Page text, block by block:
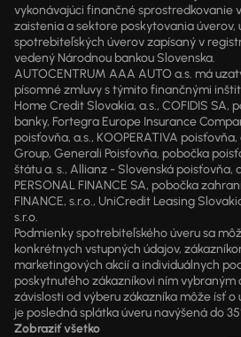
vykonávajúci finančné sprostredkovanie
zaistenia a sektore poskytovania úverov,
spotrebiteľských úverov zapísaný v
vedený Národnou bankou Slovenska.
AUTOCENTRUM AAA AUTO a.s. má
písomné zmluvy s týmito finančnými
Home Credit Slovakia, a.s., COFIDIS SA,
banky, Fortegra Europe Insurance
poisťovňa, a.s., KOOPERATIVA
Group, Generali Poisťovňa, pobočka
štátu a. s., Allianz - Slovenská poisťovňa,
PERSONAL FINANCE SA, pobočka
FINANCE, s.r.o., UniCredit Leasing
s.r.o.
Podmienky spotrebiteľského úveru sa
konkrétnych vstupných údajov,
marketingových akcií a individuálnych
poskytnutého zákazníkovi ním
závislosti od výberu zákazníka môže ísť
je posledná splátka úveru navýšená do
Zobraziť všetko